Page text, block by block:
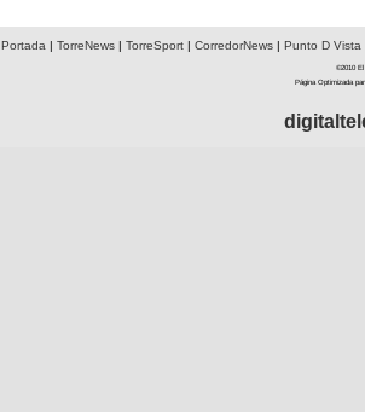
Portada | TorreNews| TorreSport| CorredorNews| Punto D Vista
©2010 El
Página Optimizada